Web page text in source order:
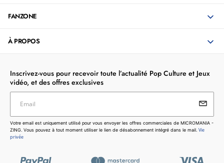
FANZONE
À PROPOS
Inscrivez-vous pour recevoir toute l’actualité Pop Culture et Jeux
vidéo, et des offres exclusives
Votre email est uniquement utilisé pour vous envoyer les
offres commerciales de MICROMANIA - ZING. Vous pouvez
à tout moment utiliser le lien de désabonnement intégré dans
Email
Votre email est uniquement utilisé pour vous envoyer les offres commerciales de MICROMANIA -
ZING. Vous pouvez à tout moment utiliser le lien de désabonnement intégré dans le mail. Vie
privée